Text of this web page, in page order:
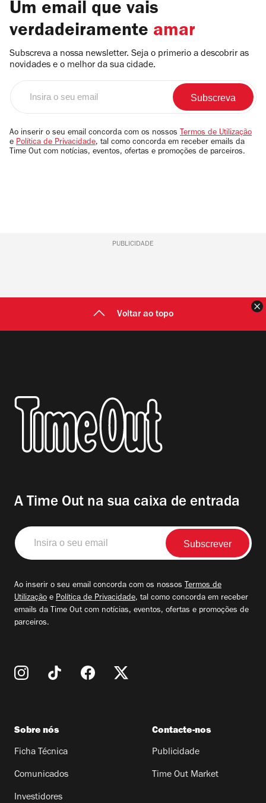
Um email que vais
verdadeiramente amar
Subscreva a nossa newsletter. Seja o primerio a descobrir as
novidades e o melhor da sua cidade.
email
Ao inserir o seu email concorda com os nossos Termos de Utilização
e Política de Privacidade, tal como concorda em receber emails da
Time Out com notícias, eventos, ofertas e promoções de parceiros.
PUBLICIDADE
Voltar ao topo
A Time Out na sua caixa de entrada
Insira
o
seu
Ao inserir o seu email concorda com os nossos Termos de
Utilização e Política de Privacidade, tal como concorda em receber
emails da Time Out com notícias, eventos, ofertas e promoções de
parceiros.
Sobre nós
Ficha Técnica
Comunicados
Investidores
Contacte-nos
Publicidade
Time Out Market